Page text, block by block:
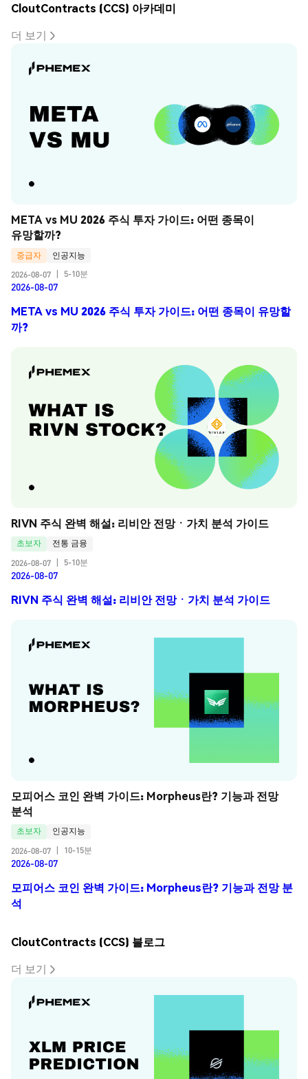
CloutContracts (CCS) 아카데미
더 보기
META vs MU 2026 주식 투자 가이드: 어떤 종목이
유망할까?
중급자
인공지능
2026-08-07
5-10분
2026-08-07
META vs MU 2026 주식 투자 가이드: 어떤 종목이 유망할
까?
RIVN 주식 완벽 해설: 리비안 전망ㆍ가치 분석 가이드
초보자
전통 금융
2026-08-07
5-10분
2026-08-07
RIVN 주식 완벽 해설: 리비안 전망ㆍ가치 분석 가이드
모피어스 코인 완벽 가이드: Morpheus란? 기능과 전망
분석
초보자
인공지능
2026-08-07
10-15분
2026-08-07
모피어스 코인 완벽 가이드: Morpheus란? 기능과 전망 분
석
CloutContracts (CCS) 블로그
더 보기